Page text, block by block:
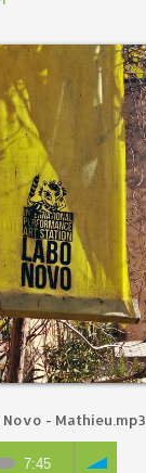
Novo - Mathieu.mp3
7:45